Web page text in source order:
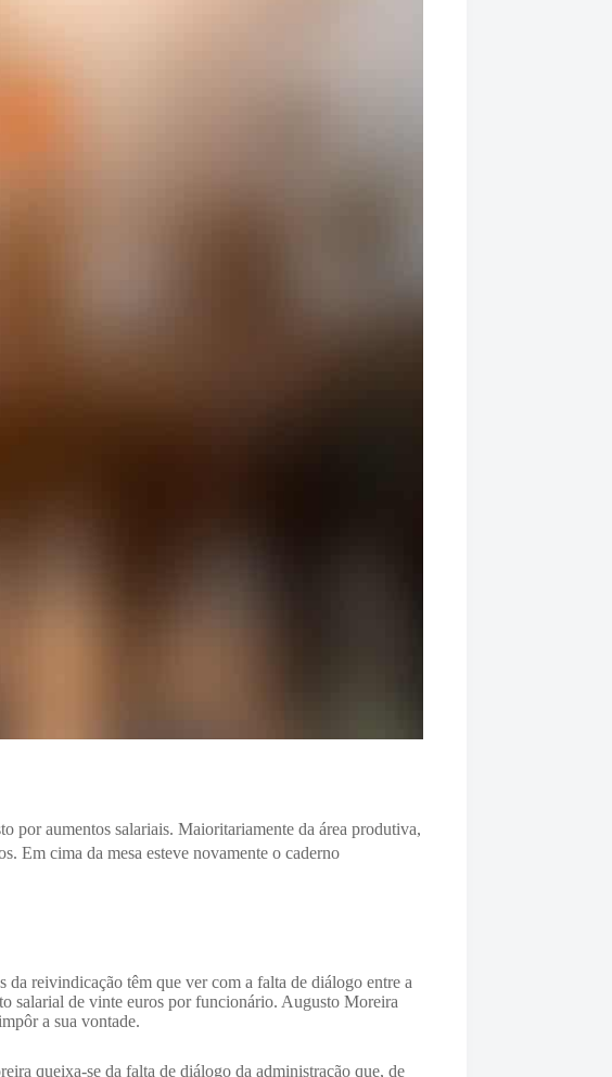
por aumentos salariais. Maioritariamente da área produtiva,
Em cima da mesa esteve novamente o caderno
reivindicação têm que ver com a falta de diálogo entre a
salarial de vinte euros por funcionário. Augusto Moreira
a sua vontade.
queixa-se da falta de diálogo da administração que, de